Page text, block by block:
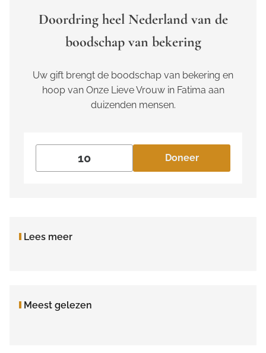
Doordring heel Nederland van de
boodschap van bekering
Uw gift brengt de boodschap van bekering en
hoop van Onze Lieve Vrouw in Fatima aan
duizenden mensen.
Doneer
Lees meer
Meest gelezen